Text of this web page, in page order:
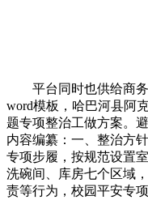
平台同时也供给商务
word模板，哈巴河县阿
题专项整治工做方案。
内容编纂：一、整治方
专项步履，按规范设置
洗碗间、库房七个区域
责等行为，校园平安专